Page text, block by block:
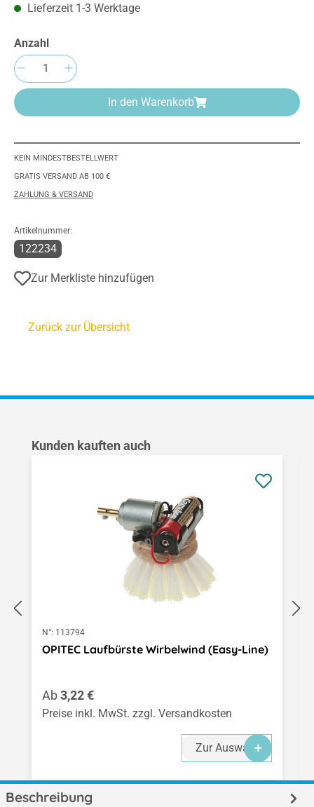
Lieferzeit 1-3 Werktage
Anzahl
Produkt Anzahl: Gib den gewünschten
In den Warenkorb
KEIN MINDESTBESTELLWERT
GRATIS VERSAND AB 100 €
ZAHLUNG & VERSAND
Artikelnummer:
122234
Zur Merkliste hinzufügen
Zurück zur Übersicht
Produktgalerie überspringen
Kunden kauften auch
N°: 113794
OPITEC Laufbürste Wirbelwind (Easy-Line)
Regulärer Preis:
Ab3,22 €
Preise inkl. MwSt. zzgl. Versandkosten
Zur Auswahl
Beschreibung